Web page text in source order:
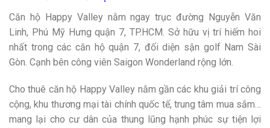
Căn hộ Happy Valley nằm ngay trục đường Nguyễn Văn
Linh, Phú Mỹ Hưng quận 7, TP.HCM. Sở hữu vị trí hiếm hoi
nhất trong các căn hộ quận 7, đối diện sận golf Nam Sài
Gòn. Cạnh bên công viên Saigon Wonderland rộng lớn.
Cho thuê căn hộ Happy Valley nằm gần các khu giải trí công
cộng, khu thương mại tài chính quốc tế, trung tâm mua sắm…
mang lại cho cư dân của thung lũng hạnh phúc sự tiện lợi